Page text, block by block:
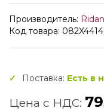
Производитель: Ridan
Код товара:
Поставка: Есть в
Цена с НДС: